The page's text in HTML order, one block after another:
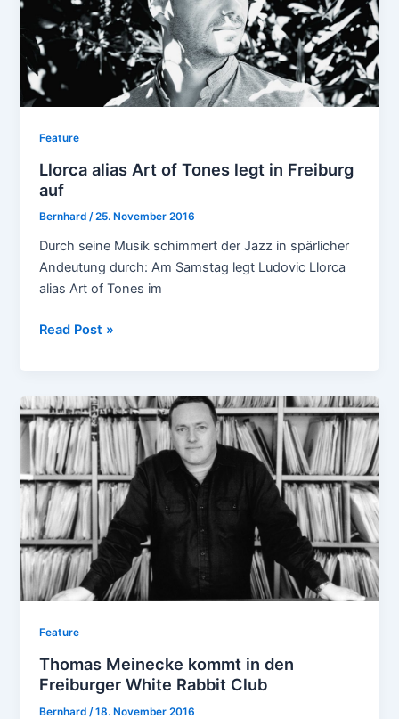
hello
Kollektiv
B
Feature
Llorca alias Art of Tones legt in Freiburg
auf
Bernhard/25. November 2016
Durch seine Musik schimmert der Jazz in spärlicher
Andeutung durch: Am Samstag legt Ludovic Llorca
alias Art of Tones im
Llorca
of
Tones
legt
in
Freiburg
auf
Read Post »
Feature
Thomas Meinecke kommt in den
Freiburger White Rabbit Club
Bernhard /18. November 2016